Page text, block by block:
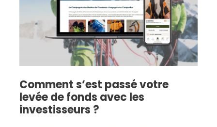
Comment s’est passé votre
levée de fonds avec les
investisseurs ?